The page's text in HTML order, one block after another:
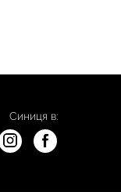
Синиця в: